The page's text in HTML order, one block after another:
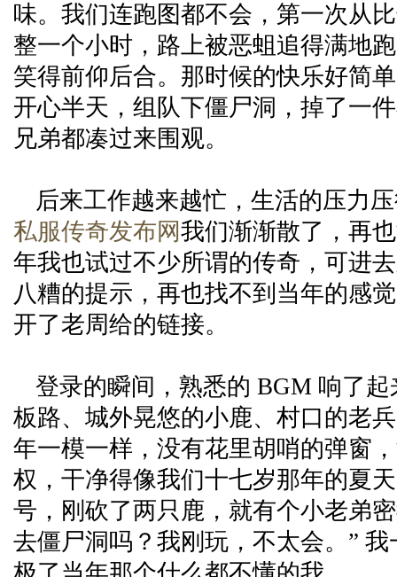
味。我们连跑图都不会，第一次从
整一个小时，路上被恶蛆追得满地
笑得前仰后合。那时候的快乐好简
开心半天，组队下僵尸洞，掉了一
兄弟都凑过来围观。
后来工作越来越忙，生活的压力
私服传奇发布网我们渐渐散了，再
年我也试过不少所谓的传奇，可进
八糟的提示，再也找不到当年的感
开了老周给的链接。
登录的瞬间，熟悉的 BGM 响了
板路、城外晃悠的小鹿、村口的老
年一模一样，没有花里胡哨的弹窗
权，干净得像我们十七岁那年的夏
号，刚砍了两只鹿，就有个小老弟
去僵尸洞吗？我刚玩，不太会。”